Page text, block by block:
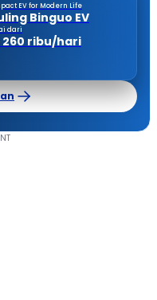
EV for Modern Life
Binguo EV
dari
260 ribu/hari